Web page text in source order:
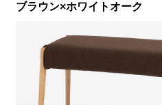
ブラウン×ホワイトオーク